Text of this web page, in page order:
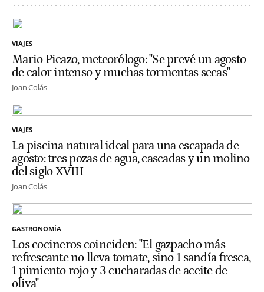
VIAJES
Mario Picazo, meteorólogo: "Se prevé un agosto
de calor intenso y muchas tormentas secas"
Joan Colás
VIAJES
La piscina natural ideal para una escapada de
agosto: tres pozas de agua, cascadas y un molino
del siglo XVIII
Joan Colás
GASTRONOMÍA
Los cocineros coinciden: "El gazpacho más
refrescante no lleva tomate, sino 1 sandía fresca,
1 pimiento rojo y 3 cucharadas de aceite de
oliva"